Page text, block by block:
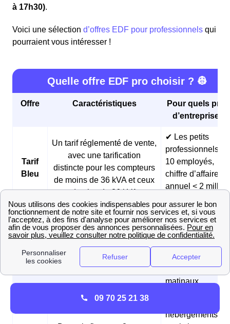
à 17h30).
Voici une sélection d’offres EDF pour professionnels qui
pourraient vous intéresser !
Quelle offre EDF pro choisir ? 👷
Offre Caractéristiques
Pour quels
d’entreprises
Tarif
Bleu
Un tarif réglementé de vente,
avec une tarification
distincte pour les compteurs
de moins de 36 kVA et ceux
de plus de 36 kVA
✔ Les petits
professionnels (<
10 employés,
chiffre d’affaires
annuel < 2
Matina
Des prix fixes sur 3 ans et
des tarifs réduits pendant les
heures creuses du matin
✔ Les
et les pâtisseries
✔ Les
professionnels
matinaux
hébergements
09 70 25 21 38